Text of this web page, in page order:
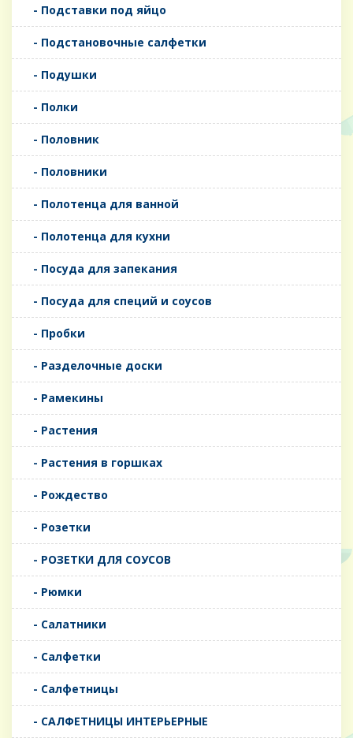
- Подставки под яйцо
- Подстановочные салфетки
- Подушки
- Полки
- Половник
- Половники
- Полотенца для ванной
- Полотенца для кухни
- Посуда для запекания
- Посуда для специй и соусов
- Пробки
- Разделочные доски
- Рамекины
- Растения
- Растения в горшках
- Рождество
- Розетки
- РОЗЕТКИ ДЛЯ СОУСОВ
- Рюмки
- Салатники
- Салфетки
- Салфетницы
- САЛФЕТНИЦЫ ИНТЕРЬЕРНЫЕ